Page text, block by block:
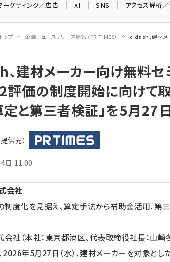
ーケティング／広告 AI SNS アクセス解析
ップ 企業ニュースリリース情報（PR TIMES） e-dash、建材メ
建材メーカー向け無料セ
評価の制度開始に向けて
と第三者検証」を5月27
供元：
日 11:00
会社
度化を見据え、算定手法から補助金活用、第
社（本社：東京都港区、代表取締役社長：山崎
、2026年5月27日（水）、建材メーカーを対象と
▼申し込みはこち